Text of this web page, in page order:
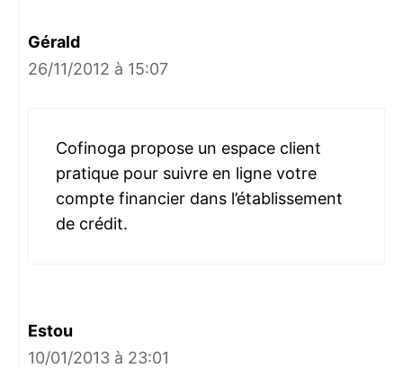
Gérald
26/11/2012 à 15:07
Cofinoga propose un espace client
pratique pour suivre en ligne votre
compte financier dans l’établissement
de crédit.
Estou
10/01/2013 à 23:01